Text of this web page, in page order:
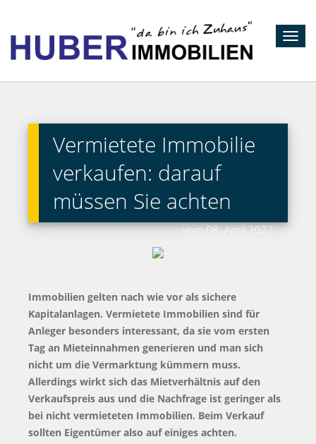
Vermietete Immobilie
verkaufen: darauf
müssen Sie achten
vom 08. April 2022
Immobilien gelten nach wie vor als sichere
Kapitalanlagen. Vermietete Immobilien sind für
Anleger besonders interessant, da sie vom ersten
Tag an Mieteinnahmen generieren und man sich
nicht um die Vermarktung kümmern muss.
Allerdings wirkt sich das Mietverhältnis auf den
Verkaufspreis aus und die Nachfrage ist geringer als
bei nicht vermieteten Immobilien. Beim Verkauf
sollten Eigentümer also auf einiges achten.